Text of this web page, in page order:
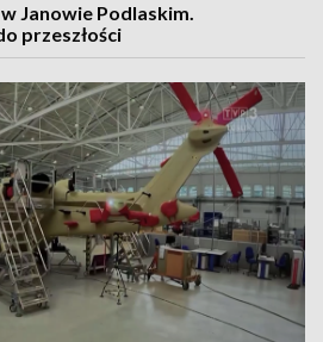
Janowie Podlaskim.
przeszłości